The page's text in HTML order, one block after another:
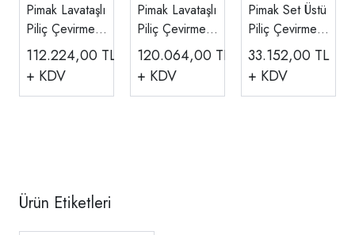
Pimak Lavataşlı
Piliç Çevirme
Makinesi, Çift
Vitrinli, 48
Piliç,
112.224,00 TL
+ KDV
Pimak Lavataşlı
Piliç Çevirme
Makinesi, Çift
Vitrinli, 60
Piliç,
120.064,00 TL
+ KDV
Pimak Set Üstü
Piliç Çevirme
Makinesi, 12
Piliç Kapasiteli,
Doğalgazlı
33.152,00 TL
+ KDV
Ürün Etiketleri